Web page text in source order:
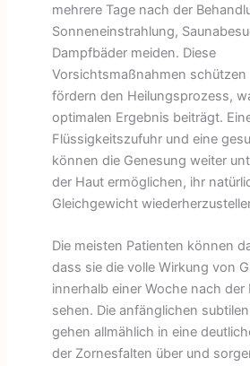
mehrere Tage nach der
Sonneneinstrahlung,
Dampfbäder meiden. Diese
Vorsichtsmaßnahmen schützen
fördern den Heilungsprozess,
optimalen Ergebnis beiträgt.
Flüssigkeitszufuhr und eine
können die Genesung weiter
der Haut ermöglichen, ihr
Gleichgewicht
Die meisten Patienten können
dass sie die volle Wirkung von
innerhalb einer Woche nach der
sehen. Die anfänglichen
gehen allmählich in eine
der Zornesfalten über und